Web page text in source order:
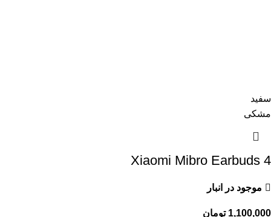
سفید
مشکی
Xiaomi Mibro Earbuds 4
موجود در انبار
1,100,000 تومان